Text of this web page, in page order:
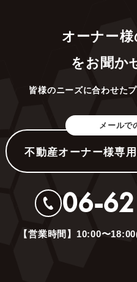
オーナー様
をお聞か
皆様のニーズに合わせた
メールで
不動産オーナー様専
06-
【営業時間】10:00〜